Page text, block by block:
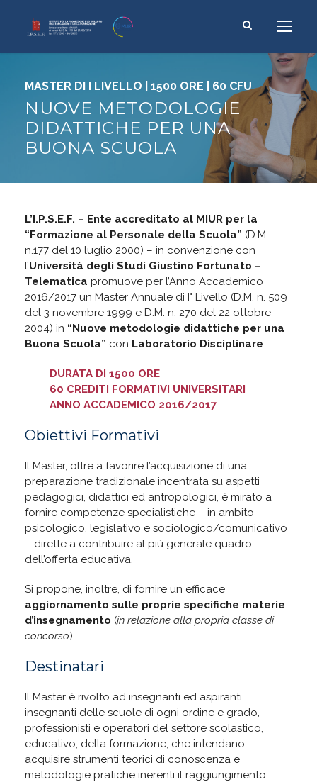
MASTER DI I LIVELLO | 1500 ORE | 60 CFU
NUOVE METODOLOGIE
DIDATTICHE PER UNA
BUONA SCUOLA
L’I.P.S.E.F. – Ente accreditato al MIUR per la
“Formazione al Personale della Scuola” (D.M.
n.177 del 10 luglio 2000) – in convenzione con
l’Università degli Studi Giustino Fortunato –
Telematica promuove per l’Anno Accademico
2016/2017 un Master Annuale di I° Livello (D.M. n. 509
del 3 novembre 1999 e D.M. n. 270 del 22 ottobre
2004) in “Nuove metodologie didattiche per una
Buona Scuola” con Laboratorio Disciplinare.
DURATA DI 1500 ORE
60 CREDITI FORMATIVI UNIVERSITARI
ANNO ACCADEMICO 2016/2017
Obiettivi Formativi
Il Master, oltre a favorire l’acquisizione di una
preparazione tradizionale incentrata su aspetti
pedagogici, didattici ed antropologici, è mirato a
fornire competenze specialistiche – in ambito
psicologico, legislativo e sociologico/comunicativo
– dirette a contribuire al più generale quadro
dell’offerta educativa.
Si propone, inoltre, di fornire un efficace
aggiornamento sulle proprie specifiche materie
d’insegnamento (in relazione alla propria classe di
concorso)
Destinatari
Il Master è rivolto ad insegnanti ed aspiranti
insegnanti delle scuole di ogni ordine e grado,
professionisti e operatori del settore scolastico,
educativo, della formazione, che intendano
acquisire strumenti teorici di conoscenza e
metodologie pratiche inerenti il raggiungimento